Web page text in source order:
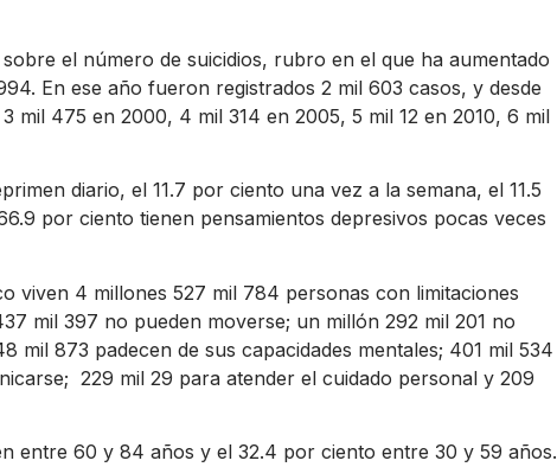
el número de suicidios, rubro en el que ha aumentado
En ese año fueron registrados 2 mil 603 casos, y desde
mil 475 en 2000, 4 mil 314 en 2005, 5 mil 12 en 2010, 6 mil
diario, el 11.7 por ciento una vez a la semana, el 11.5
por ciento tienen pensamientos depresivos pocas veces
viven 4 millones 527 mil 784 personas con limitaciones
mil 397 no pueden moverse; un millón 292 mil 201 no
mil 873 padecen de sus capacidades mentales; 401 mil 534
229 mil 29 para atender el cuidado personal y 209
entre 60 y 84 años y el 32.4 por ciento entre 30 y 59 años.